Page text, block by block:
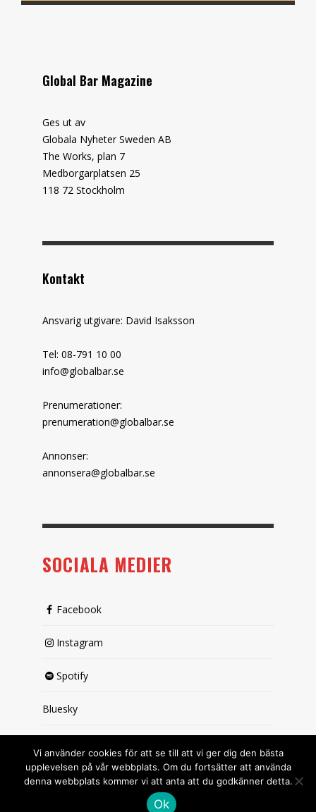
Global Bar Magazine
Ges ut av
Globala Nyheter Sweden AB
The Works, plan 7
Medborgarplatsen 25
118 72 Stockholm
Kontakt
Ansvarig utgivare: David Isaksson
Tel: 08-791 10 00
info@globalbar.se
Prenumerationer:
prenumeration@globalbar.se
Annonser:
annonsera@globalbar.se
SOCIALA MEDIER
Facebook
Instagram
Spotify
Bluesky
Vi använder cookies för att se till att vi ger dig den bästa
upplevelsen på vår webbplats. Om du fortsätter att använda
denna webbplats kommer vi att anta att du godkänner detta.
Ok